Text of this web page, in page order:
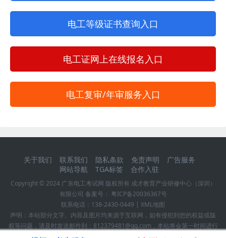
电工等级证书查询入口
电工证网上在线报名入口
电工复审/年审服务入口
关于我们 联系我们 隐私条款 免责声明
广告服务
网站导航
TGA标签 合作入驻
Copyright © 2024 广东电工考试网 版权所有 成才教育产业研修中心（深圳）
有限公司 备案号： 粤ICP备20036367号
联系电话： 138-2430-0449 | XML地图
声明：本站部分文字、内容及图片均来源于互联网，如有侵犯到您的权益或版
权等问题，请及时发送邮件到：812379481@qq.com，本站将会第一时间进行